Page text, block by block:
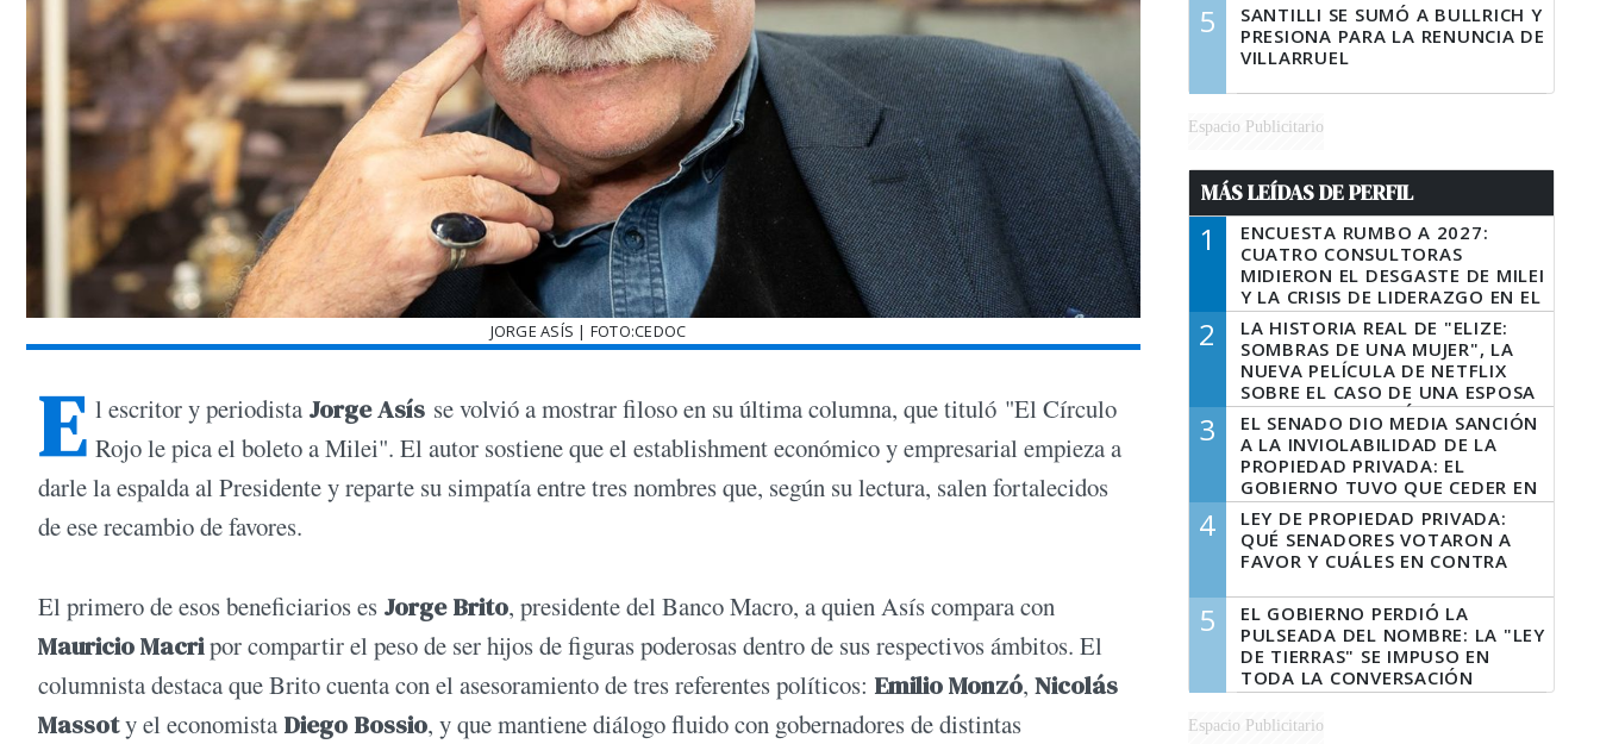
JORGE ASÍS | FOTO:CEDOC
E l escritor y periodista Jorge Asís se volvió a mostrar filoso en su última columna, que tituló "El Círculo
Rojo le pica el boleto a Milei". El autor sostiene que el establishment económico y empresarial empieza a
darle la espalda al Presidente y reparte su simpatía entre tres nombres que, según su lectura, salen fortalecidos
de ese recambio de favores.
El primero de esos beneficiarios es Jorge Brito, presidente del Banco Macro, a quien Asís compara con
Mauricio Macripor compartir el peso de ser hijos de figuras poderosas dentro de sus respectivos ámbitos. El
columnista destaca que Brito cuenta con el asesoramiento de tres referentes políticos: Emilio Monzó, Nicolás
Massoty el economista Diego Bossio, y que mantiene diálogo fluido con gobernadores de distintas
5
SANTILLI SE SUMÓ A BULLRICH Y
PRESIONA PARA LA RENUNCIA DE
VILLARRUEL
Espacio Publicitario
MÁS LEÍDAS DE PERFIL
1
ENCUESTA RUMBO A 2027:
CUATRO CONSULTORAS
MIDIERON EL DESGASTE DE MILEI
Y LA CRISIS DE LIDERAZGO EN EL
PERONISMO
2
LA HISTORIA REAL DE "ELIZE:
SOMBRAS DE UNA MUJER", LA
NUEVA PELÍCULA DE NETFLIX
SOBRE EL CASO DE UNA ESPOSA
QUE DESCUARTIZÓ A SU
MARIDO
3
EL SENADO DIO MEDIA SANCIÓN
A LA INVIOLABILIDAD DE LA
PROPIEDAD PRIVADA: EL
GOBIERNO TUVO QUE CEDER EN
LA LEY DEL MANEJO DEL FUEGO
4
LEY DE PROPIEDAD PRIVADA:
QUÉ SENADORES VOTARON A
FAVOR Y CUÁLES EN CONTRA
5
EL GOBIERNO PERDIÓ LA
PULSEADA DEL NOMBRE: LA "LEY
DE TIERRAS" SE IMPUSO EN
TODA LA CONVERSACIÓN
DIGITAL
Espacio Publicitario